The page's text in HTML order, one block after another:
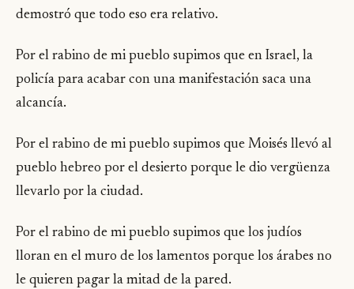
demostró que todo eso era relativo.
Por el rabino de mi pueblo supimos que en Israel, la
policía para acabar con una manifestación saca una
alcancía.
Por el rabino de mi pueblo supimos que Moisés llevó al
pueblo hebreo por el desierto porque le dio vergüenza
llevarlo por la ciudad.
Por el rabino de mi pueblo supimos que los judíos
lloran en el muro de los lamentos porque los árabes no
le quieren pagar la mitad de la pared.